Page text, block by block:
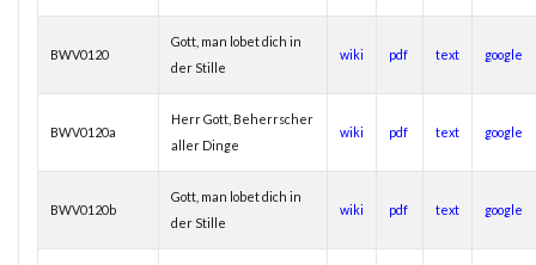
BWV0120
Gott, man lobet dich in
der Stille
wiki pdf text google
BWV0120a
Herr Gott, Beherrscher
aller Dinge
wiki pdf text google
BWV0120b
Gott, man lobet dich in
der Stille
wiki pdf text google